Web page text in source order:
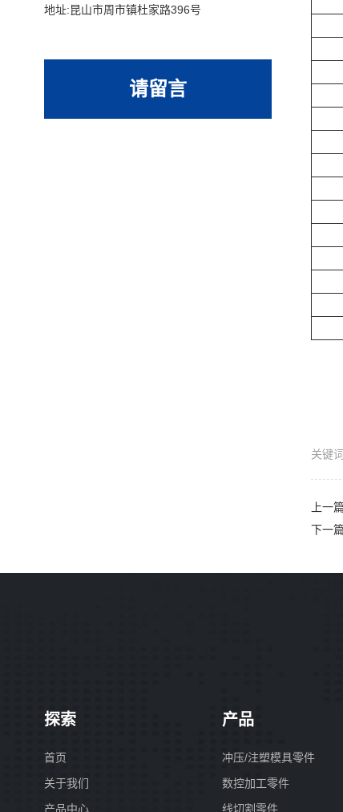
地址:昆山市周市镇杜家路396号
请留言
关键
上一
下一
探索
首页
关于我们
产品中心
产品
冲压/注塑模具零件
数控加工零件
线切割零件